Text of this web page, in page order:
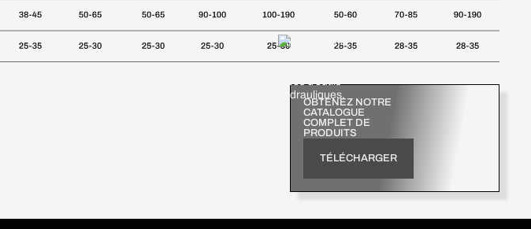
OBTENEZ NOTRE
CATALOGUE
COMPLET DE
PRODUITS
TÉLÉCHARGER